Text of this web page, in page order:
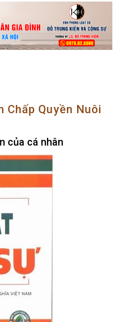
Chấp Quyền Nuôi
của cá nhân